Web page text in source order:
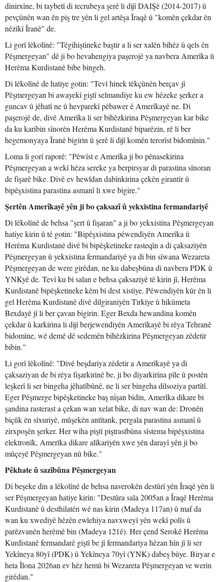
dinirxîne, bi taybetî di tecrubeya şerê li dijî DAIŞê (2014-2017) û
pevçûnên wan ên piş tre yên li gel artêşa Îraqê û "komên çekdar ên
nêzîkî Îranê" de.
Li gorî lêkolînê: "Têgihiştineke baştir a li ser xalên bihêz û qels ên
Pêşmergeyan" dê ji bo hevahengiya paşerojê ya navbera Amerîka û
Herêma Kurdistanê bibe bingeh.
Di lêkolînê de hatiye gotin: "Tevî hinek têkçûnên berçav jî
Pêşmergeyan bi awayekî giştî selmandiye ku ew hêzeke şerker a
guncav û jêhatî ne û hevparekî pêbawer ê Amerîkayê ne. Di
paşerojê de, divê Amerîka li ser bihêzkirina Pêşmergeyan kar bike
da ku karibin sînorên Herêma Kurdistanê biparêzin, rê li ber
hegemonyaya Îranê bigirin û şerê li dijî komên terorîst bidomînin."
Loma li gorî raporê: "Pêwîst e Amerîka ji bo pênasekirina
Pêşmergeyan a wekî hêza sereke ya berpirsyar di parastina sînoran
de fişarê bike. Divê ev hewldan dabînkirina çekên girantir û
bipêşxistina parastina asmanî li xwe bigire."
Şertên Amerîkayê yên ji bo çaksazî û yekxistina fermandariyê
Di lêkolînê de behsa "şert û fişaran" a ji bo yekxistina Pêşmergeyan
hatiye kirin û tê gotin: "Bipêşxistina pêwendiyên Amerîka û
Herêma Kurdistanê divê bi bipêşketineke rasteqîn a di çaksaziyên
Pêşmergeyan û yekxistina fermandariyê ya di bin sîwana Wezareta
Pêşmergeyan de were girêdan, ne ku dabeşbûna di navbera PDK û
YNKyê de. Tevî ku bi salan e behsa çaksaziyê tê kirin jî, Herêma
Kurdistanê bipêşketineke kêm bi dest xistiye. Pêwendiyên kûr ên li
gel Herêma Kurdistanê divê dilgiraniyên Tirkiye û hikûmeta
Bexdayê jî li ber çavan bigirin. Eger Bexda hewandina komên
çekdar û karkirina li dijî berjewendiyên Amerîkayê bi rêya Tehranê
bidomîne, wê demê dê sedemên bihêzkirina Pêşmergeyan zêdetir
bibin."
Li gorî lêkolînê: "Divê beşdariya zêdetir a Amerîkayê ya di
çaksaziyan de bi rêya fişarkirinê be, ji bo diyarkirina pîle û postên
leşkerî li ser bingeha jêhatîbûnê, ne li ser bingeha dilsoziya partîtî.
Eger Pêşmerge bipêşketineke baş nîşan bidin, Amerîka dikare bi
şandina rasterast a çekan wan xelat bike, di nav wan de: Dronên
biçûk ên sîxuriyê, mûşekên antîtank, pergala parastina asmanî û
zirxpoşên şerker. Her wiha piştî piştrastbûna sîstema bipêşxistina
elektronîk, Amerîka dikare alîkariyên xwe yên darayî yên ji bo
mûçeyê Pêşmergeyan nû bike."
Pêkhate û sazîbûna Pêşmergeyan
Di beşeke din a lêkolînê de behsa naverokên destûrî yên Îraqê yên li
ser Pêşmergeyan hatiye kirin: "Destûra sala 2005an a Îraqê Herêma
Kurdistanê û desthilatên wê nas kirin (Madeya 117an) û maf da
wan ku xwediyê hêzên ewlehiya navxweyî yên wekî polîs û
parêzvanên herêmê bin (Madeya 121ê). Her çend Serokê Herêma
Kurdistanê fermandarê giştî be jî fermandariya hêzan hîn jî li ser
Yekîneya 80yî (PDK) û Yekîneya 70yî (YNK) dabeş bûye. Biryar e
heta Îlona 2026an ev hêz hemû bi Wezareta Pêşmergeyan ve werin
girêdan."